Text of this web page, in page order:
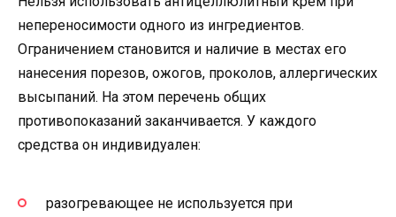
непереносимости одного из ингредиентов.
Ограничением становится и наличие в местах его
нанесения порезов, ожогов, проколов, аллергических
высыпаний. На этом перечень общих
противопоказаний заканчивается. У каждого
средства он индивидуален:
разогревающее не используется при